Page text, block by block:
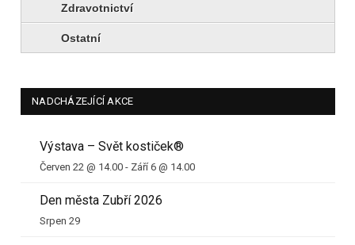
Zdravotnictví
Ostatní
NADCHÁZEJÍCÍ AKCE
Výstava – Svět kostiček®
Červen 22 @ 14.00 - Září 6 @ 14.00
Den města Zubří 2026
Srpen 29